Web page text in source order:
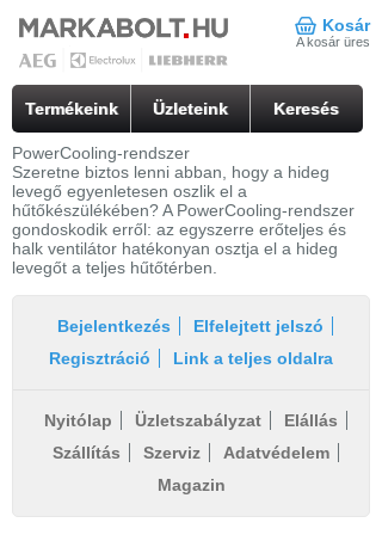
Kosár
A kosár üres
Termékeink Üzleteink Keresés
PowerCooling-rendszer
Szeretne biztos lenni abban, hogy a hideg
levegő egyenletesen oszlik el a
hűtőkészülékében? A PowerCooling-rendszer
gondoskodik erről: az egyszerre erőteljes és
halk ventilátor hatékonyan osztja el a hideg
levegőt a teljes hűtőtérben.
Bejelentkezés
Elfelejtett jelszó
Regisztráció
Link a teljes oldalra
Nyitólap Üzletszabályzat
Elállás
Szállítás
Szerviz
Adatvédelem
Magazin